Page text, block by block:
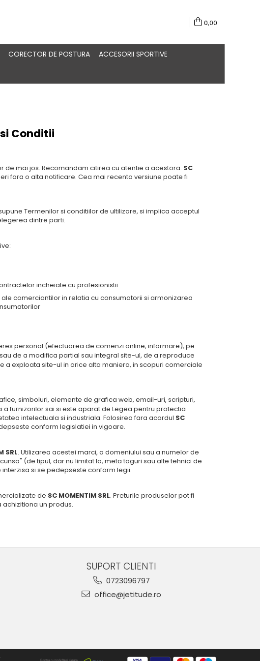
0,00
CORECTOR DE POSTURA
ACCESORII SPORTIVE
Conditii
mai jos. Recomandam citirea cu atentie a acestora. SC
fara o alta notificare. Cea mai recenta versiune poate fi
Termenilor si conditiilor de ultilizare, si implica acceptul
dintre parti.
incheiate cu profesionistii
comerciantilor in relatia cu consumatorii si armonizarea
personal (efectuarea de comenzi online, informare), pe
de a modifica partial sau integral site-ul, de a reproduce
exploata site-ul in orice alta maniera, in scopuri comerciale
simboluri, elemente de grafica web, email-uri, scripturi,
a furnizorilor sai si este aparat de Legea pentru protectia
intelectuala si industriala. Folosirea fara acordul SC
conform legislatiei in vigoare.
SRL. Utilizarea acestei marci, a domeniului sau a numelor de
(de tipul, dar nu limitat la, meta taguri sau alte tehnici de
si se pedepseste conform legii.
de SC MOMENTIM SRL. Preturile produselor pot fi
un produs.
SUPORT CLIENTI
0723096797
office@jetitude.ro